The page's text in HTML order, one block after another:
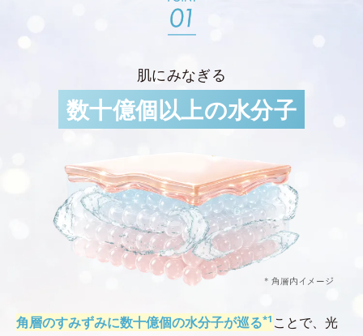
肌にみなぎる
数十億個以上の水分子
角層のすみずみに数十億個の水分子が巡る*1 ことで、光